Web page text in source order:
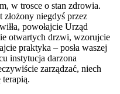
w trosce o stan zdrowia.
niegdyś przez
powołajcie Urząd
otwartych drzwi, wzorujcie
praktyka – posła waszej
instytucja darzona
zarządzać, niech
terapią.